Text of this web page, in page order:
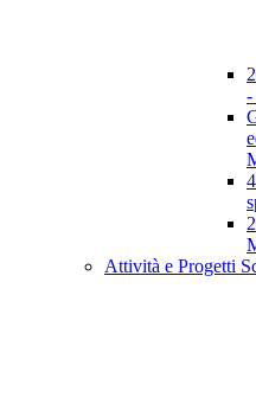
-
Attività e Progetti